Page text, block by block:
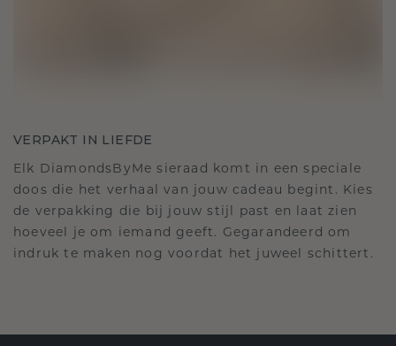
VERPAKT IN LIEFDE
Elk DiamondsByMe sieraad komt in een speciale
doos die het verhaal van jouw cadeau begint. Kies
de verpakking die bij jouw stijl past en laat zien
hoeveel je om iemand geeft. Gegarandeerd om
indruk te maken nog voordat het juweel schittert.